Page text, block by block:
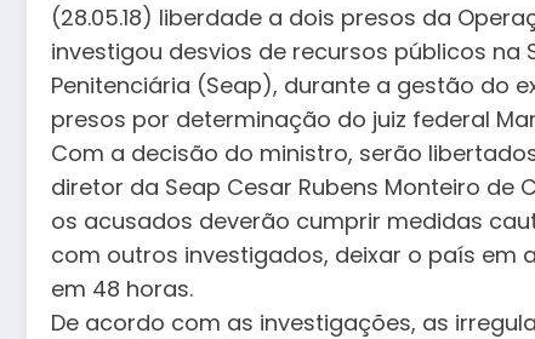
(28.05.18) liberdade a dois presos da
investigou desvios de recursos públicos
Penitenciária (Seap), durante a gestão do
presos por determinação do juiz federal
Com a decisão do ministro, serão
diretor da Seap Cesar Rubens Monteiro de
os acusados deverão cumprir medidas
com outros investigados, deixar o país
em 48 horas.
De acordo com as investigações, as